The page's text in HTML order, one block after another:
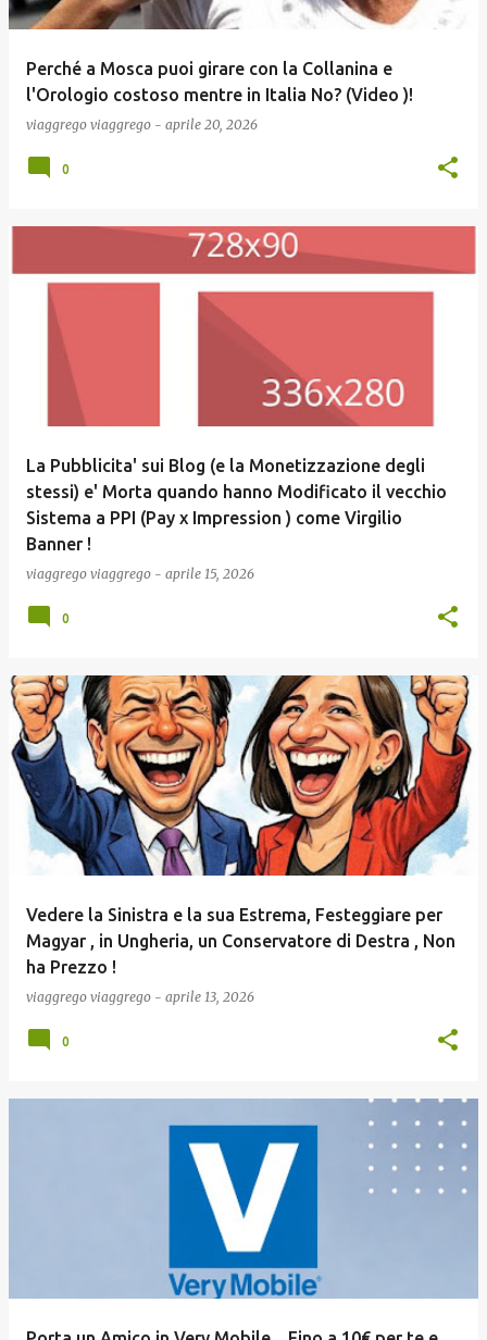
Perché a Mosca puoi girare con la Collanina e
l'Orologio costoso mentre in Italia No? (Video )!
viaggrego viaggrego - aprile 20, 2026
0
La Pubblicita' sui Blog (e la Monetizzazione degli
stessi) e' Morta quando hanno Modificato il vecchio
Sistema a PPI (Pay x Impression ) come Virgilio
Banner !
viaggrego viaggrego - aprile 15, 2026
0
Vedere la Sinistra e la sua Estrema, Festeggiare per
Magyar , in Ungheria, un Conservatore di Destra , Non
ha Prezzo !
viaggrego viaggrego - aprile 13, 2026
0